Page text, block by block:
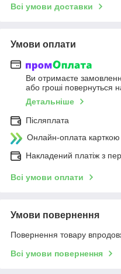
Всі умови доставки
Умови оплати
Ви отримаєте
або гроші повернуться
Детальніше
Післяплата
Онлайн-оплата
Накладений платіж з
Всі умови оплати
Умови повернення
Повернення товару
Всі умови повернення